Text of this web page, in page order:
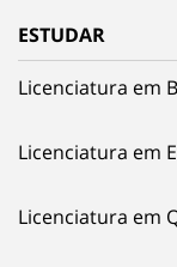
ESTUDAR
Licenciatura em
Licenciatura em
Licenciatura em